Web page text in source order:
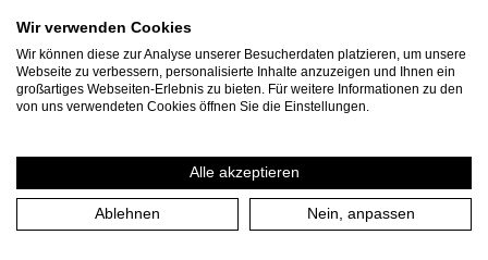
gebracht, da er auch aus dem Theater nicht mehr wegzudenken ist und
Potenzial gezeigt hat.
Die Akteure und assoziierten Künstler:innen von vier.ruhr begreifen
Kunst und Theater als eine gesellschaftlich eingreifende Form der
Kommunikation. Mit innovativen Formaten, Projekten und
untereinander und zwischen Theater, Stadt und Gesellschaft zu
stärken. Durch die organischen Begegnungen in der vier.zentrale in der
Stadtmitte von Mülheim kommen Menschen ins Gespräch und neue
Ideen können entstehen: Das Stadtbild und unsere Gesellschaft
befinden sich im dynamischen Wandel und vier.ruhr gestaltet aktiv mit.
Wir verwenden Cookies
Wir können diese zur Analyse unserer Besucherdaten platzieren, um unsere
Webseite zu verbessern, personalisierte Inhalte anzuzeigen und Ihnen ein
großartiges Webseiten-Erlebnis zu bieten. Für weitere Informationen zu den
von uns verwendeten Cookies öffnen Sie die Einstellungen.
Alle akzeptieren
Ablehnen Nein, anpassen